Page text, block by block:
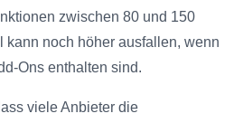
zwischen 80 und 150
kann noch höher ausfallen, wenn
Ons enthalten sind.
viele Anbieter die